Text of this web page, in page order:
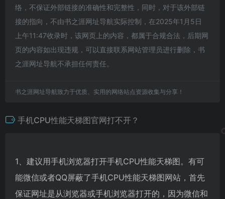
络，不保证外部链接的准确性和完整性，同时，对于该外部链
接的指向，不由书之涯网址导航实际控制，在2025年1月5日
上午11:47收录时，该网页上的内容，都属于合规合法，后期网
页的内容如出现违规，可以直接联系网站管理员进行删除，书
之涯网址导航不承担任何责任。
书之涯网址导航致力于优质、实用的网络站点资源收集与分享！
手机CPU性能天梯图官网打不开？
1、建议用手机浏览器打开手机CPU性能天梯图。有可
能微信或者QQ屏蔽了手机CPU性能天梯图网站，首先
保证网址是从浏览器或手机浏览器打开的，因为微信和